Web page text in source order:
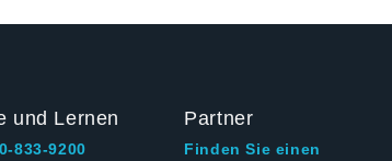
und Lernen
833-9200
Partner
Finden Sie einen